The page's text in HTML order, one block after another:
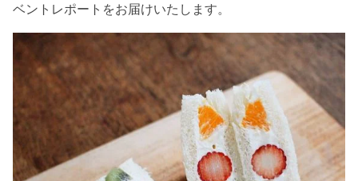
ベントレポートをお届けいたします。